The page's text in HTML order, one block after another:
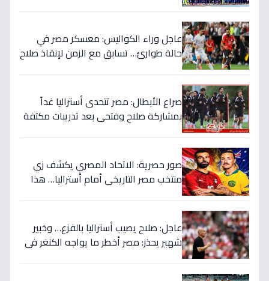
عاجل وراء الكواليس: معسكر مصر في
حالة طوارئ… تسابق مع الزمن لإنقاذ صلاح
صراع الأبطال: مصر تتحدى أستراليا غداً
بمشاركة صلاح وفتحي بعد تدريبات مكثفة
صور حصرية: الاتحاد المصري يكشف زي
منتخب مصر التاريخي أمام أستراليا… هذا
عاجل: صلاح يصيب أستراليا بالفزع… وخبير
شهير يحذر: مصر أخطر ما يواجه الكنغر في